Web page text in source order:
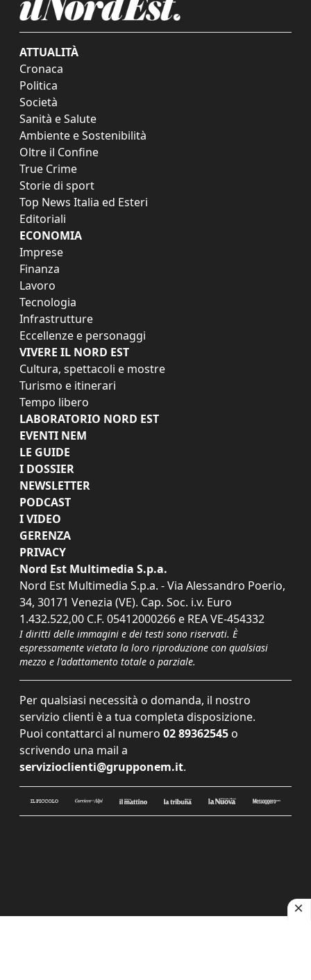
ATTUALITÀ
Cronaca
Politica
Società
Sanità e Salute
Ambiente e Sostenibilità
Oltre il Confine
True Crime
Storie di sport
Top News Italia ed Esteri
Editoriali
ECONOMIA
Imprese
Finanza
Lavoro
Tecnologia
Infrastrutture
Eccellenze e personaggi
VIVERE IL NORD EST
Cultura, spettacoli e mostre
Turismo e itinerari
Tempo libero
LABORATORIO NORD EST
EVENTI NEM
LE GUIDE
I DOSSIER
NEWSLETTER
PODCAST
I VIDEO
GERENZA
PRIVACY
Nord Est Multimedia S.p.a.
Nord Est Multimedia S.p.a. - Via Alessandro Poerio,
34, 30171 Venezia (VE). Cap. Soc. i.v. Euro
1.432.522,00 C.F. 05412000266 e REA VE-454332
I diritti delle immagini e dei testi sono riservati. È
espressamente vietata la loro riproduzione con qualsiasi
mezzo e l'adattamento totale o parziale.
Per qualsiasi necessità o domanda, il nostro
servizio clienti è a tua completa disposizione.
Puoi contattarci al numero 02 89362545 o
scrivendo una mail a
servizioclienti@grupponem.it.